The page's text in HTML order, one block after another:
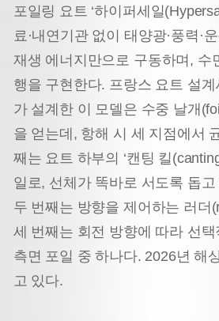
포일링 요트 ‘하이퍼세일
료·내연기관 없이 태양광·풍력·
재생 에너지만으로 구동하며, 수
행을 구현한다. 프랑스 요트 설
가 설계한 이 모델은 수중 날개
을 얻는데, 항해 시 세 지점에서
째는 요트 하부의 ‘캔팅 킬
일로, 선체가 똑바로 서도록 돕
두 번째는 방향을 제어하는 러더
세 번째는 회전 방향에 따라 선
측면 포일 중 하나다. 2026년 해
고 있다.